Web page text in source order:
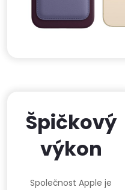
Špičkový
výkon
Společnost Apple je